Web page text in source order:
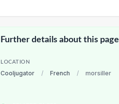
Further details about this page
LOCATION
Cooljugator / French / morsiller